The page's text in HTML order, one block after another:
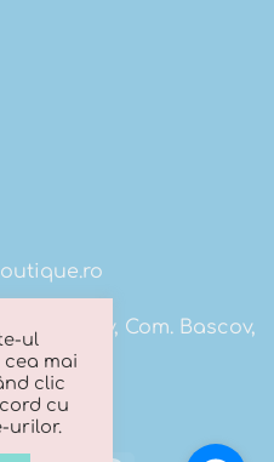
Bascov, Com. Bascov,
ul
mai
clic
cu
urilor.